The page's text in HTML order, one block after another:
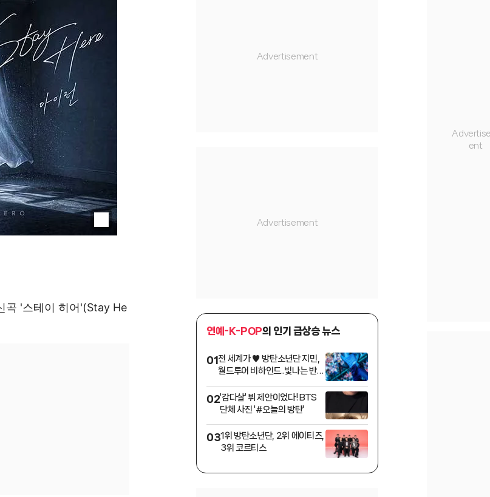
곡 '스테이 히어'(Stay He
연예-K-POP의 인기 급상승 뉴스
01전 세계가 ♥ 방탄소년단 지민,
월드투어 비하인드..빛나는 반전
02'감다살' 뷔 제안이었다! BTS
단체 사진 '#오늘의 방탄'
031위 방탄소년단, 2위 에이티즈,
3위 코르티스